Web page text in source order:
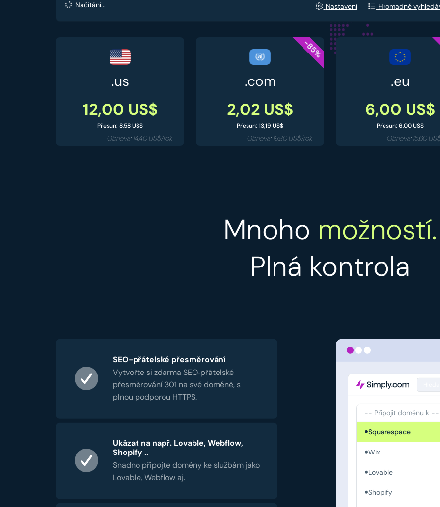
Načítání... Nastavení Hromadné
.us
12,00 US$
Přesun: 8,58 US$
Obnova: 14,40 US$/rok
-85%
.com
2,02 US$
Přesun: 13,19 US$
Obnova: 19,80 US$/rok
.eu
6,00 US$
Přesun: 6,00 US$
Obnova: 15,60
Mnoho možností.
Plná kontrola
SEO-přátelské přesměrování
Vytvořte si zdarma SEO‑přátelské
přesměrování 301 na své doméně, s
plnou podporou HTTPS.
Ukázat na např. Lovable, Webflow,
Shopify ..
Snadno připojte domény ke službám jako
Lovable, Webflow aj.
-- Připojit doménu k --
Squarespace
Wix
Lovable
Shopify